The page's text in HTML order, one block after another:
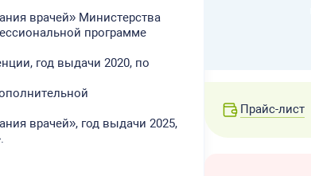
врачей» Министерства
программе
год выдачи 2020, по
врачей», год выдачи 2025,
Прайс-лист